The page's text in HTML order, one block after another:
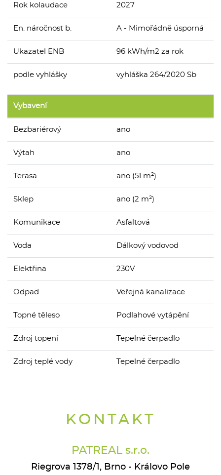
Rok kolaudace 2027
En. náročnost b. A - Mimořádně úsporná
Ukazatel ENB 96 kWh/m2 za rok
podle vyhlášky vyhláška 264/2020 Sb
Vybavení
Bezbariérový ano
Výtah ano
Terasa ano (51 m²)
Sklep ano (2 m²)
Komunikace Asfaltová
Voda Dálkový vodovod
Elektřina 230V
Odpad Veřejná kanalizace
Topné těleso Podlahové vytápění
Zdroj topení Tepelné čerpadlo
Zdroj teplé vody Tepelné čerpadlo
KONTAKT
PATREAL s.r.o.
Riegrova 1378/1, Brno - Královo Pole